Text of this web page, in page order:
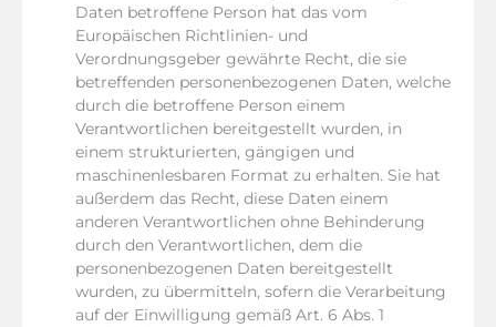
Daten betroffene Person hat das vom
Europäischen Richtlinien- und
Verordnungsgeber gewährte Recht, die sie
betreffenden personenbezogenen Daten, welche
durch die betroffene Person einem
Verantwortlichen bereitgestellt wurden, in
einem strukturierten, gängigen und
maschinenlesbaren Format zu erhalten. Sie hat
außerdem das Recht, diese Daten einem
anderen Verantwortlichen ohne Behinderung
durch den Verantwortlichen, dem die
personenbezogenen Daten bereitgestellt
wurden, zu übermitteln, sofern die Verarbeitung
auf der Einwilligung gemäß Art. 6 Abs. 1